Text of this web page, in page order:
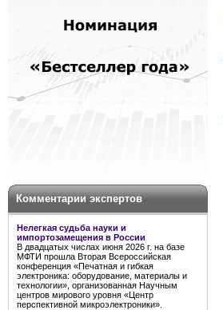
Комментарии экспертов
Нелегкая судьба науки и
импортозамещения в России
В двадцатых числах июня 2026 г. на базе
МФТИ прошла Вторая Всероссийская
конференция «Печатная и гибкая
электроника: оборудование, материалы и
технологии», организованная Научным
центров мирового уровня «Центр
перспективной микроэлектроники».